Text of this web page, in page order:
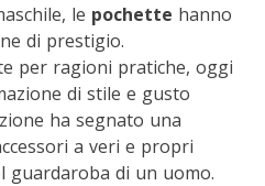
le pochette hanno
di prestigio.
per ragioni pratiche, oggi
di stile e gusto
ha segnato una
a veri e propri
guardaroba di un uomo.